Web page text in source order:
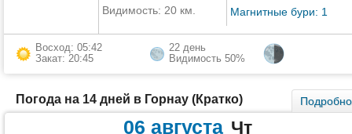
Видимость: 20 км.
Магнитные бури: 1
Восход: 05:42
Закат: 20:45
22 день
Видимость 50%
Погода на 14 дней в Горнау (Кратко) Подробно
06 августа Чт